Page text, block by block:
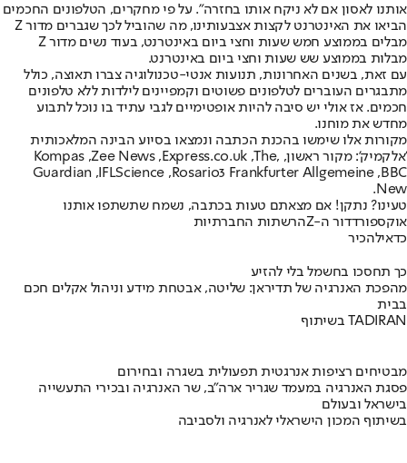
אותנו לאסון אם לא ניקח אותו בחזרה". על פי מחקרים, הטלפונים החכמים
הביאו את האינטרנט לקצות אצבעותינו, מה שהוביל לכך שגברים מדור Z
מבלים בממוצע חמש שעות וחצי ביום באינטרנט, בעוד נשים מדור Z
מבלות בממוצע שש שעות וחצי ביום באינטרנט.
עם זאת, בשנים האחרונות, תנועות אנטי-טכנולוגיה צברו תאוצה, כולל
מתבגרים העוברים לטלפונים פשוטים וקמפיינים לילדות ללא טלפונים
חכמים. אז אולי יש סיבה להיות אופטימיים לגבי עתיד בו נוכל לתבוע
מחדש את מוחנו.
מקורות אלו שימשו בהכנת הכתבה ונמצאו בסיוע הבינה המלאכותית
'אלקמיק': מקור ראשון, ,Kompas ,Zee News ,Express.co.uk ,The
Guardian ,IFLScience ,Rosario3 Frankfurter Allgemeine ,BBC
New.
טעינו? נתקן! אם מצאתם טעות בכתבה, נשמח שתשתפו אותנו
אוקספורדדור ה-Z הרשתות החברתיות
כדאילהכיר
כך תחסכו בחשמל בלי להזיע
מהפכת האנרגיה של תדיראן: שליטה, אבטחת מידע וניהול אקלים חכם
בבית
בשיתוף TADIRAN
מבטיחים רציפות אנרגטית תפעולית בשגרה ובחירום
פסגת האנרגיה במעמד שגריר ארה"ב, שר האנרגיה ובכירי התעשייה
בישראל ובעולם
בשיתוף המכון הישראלי לאנרגיה ולסביבה